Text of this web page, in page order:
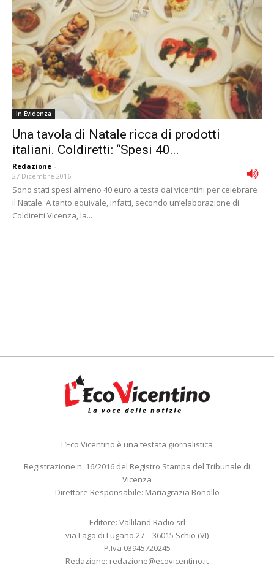
In Evidenza
Una tavola di Natale ricca di prodotti
italiani. Coldiretti: “Spesi 40...
Redazione -
27 Dicembre 2016
Sono stati spesi almeno 40 euro a testa dai vicentini per celebrare
il Natale. A tanto equivale, infatti, secondo un’elaborazione di
Coldiretti Vicenza, la...
L’Eco Vicentino è una testata giornalistica
Registrazione n. 16/2016 del Registro Stampa del Tribunale di
Vicenza
Direttore Responsabile: Mariagrazia Bonollo
Editore: Valliland Radio srl
via Lago di Lugano 27 – 36015 Schio (VI)
P.Iva 03945720245
Redazione: redazione@ecovicentino.it